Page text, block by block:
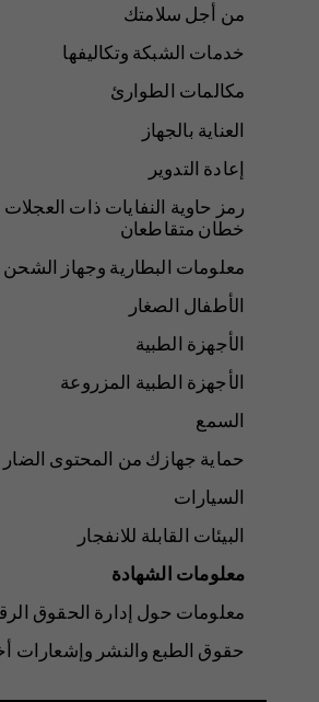
من أجل سلامتك
خدمات الشبكة وتكاليفها
مكالمات الطوارئ
العناية بالجهاز
إعادة التدوير
رمز حاوية النفايات ذات
خطان متقاطعان
معلومات البطارية وجهاز الشحن
الأطفال الصغار
الأجهزة الطبية
الأجهزة الطبية المزروعة
السمع
حماية جهازك من المحتوى الضار
السيارات
البيئات القابلة للانفجار
معلومات الشهادة
معلومات حول إدارة الحقوق
حقوق الطبع والنشر وإشعارات